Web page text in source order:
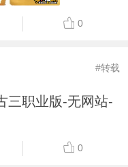
0
#转载
三职业版-无网站-
0